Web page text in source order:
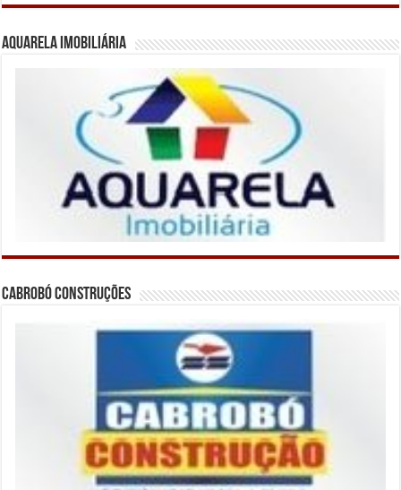
Aquarela Imobiliária
Cabrobó Construções